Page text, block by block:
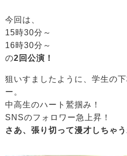
今回は、
15時30分～
16時30分～
の2回公演！
狙いすましたように、学生の
ー。
中高生のハート鷲掴み！
SNSのフォロワー急上昇！
さあ、張り切って漫才しちゃう